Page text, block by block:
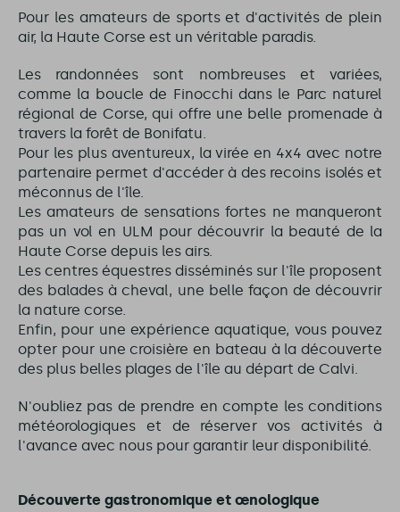
Pour les amateurs de sports et d'activités de plein
air, la Haute Corse est un véritable paradis.
Les randonnées sont nombreuses et variées,
comme la boucle de Finocchi dans le Parc naturel
régional de Corse, qui offre une belle promenade à
travers la forêt de Bonifatu.
Pour les plus aventureux, la virée en 4x4 avec notre
partenaire permet d'accéder à des recoins isolés et
méconnus de l'île.
Les amateurs de sensations fortes ne manqueront
pas un vol en ULM pour découvrir la beauté de la
Haute Corse depuis les airs.
Les centres équestres disséminés sur l'île proposent
des balades à cheval, une belle façon de découvrir
la nature corse.
Enfin, pour une expérience aquatique, vous pouvez
opter pour une croisière en bateau à la découverte
des plus belles plages de l'île au départ de Calvi.
N'oubliez pas de prendre en compte les conditions
météorologiques et de réserver vos activités à
l'avance avec nous pour garantir leur disponibilité.
Découverte gastronomique et œnologique